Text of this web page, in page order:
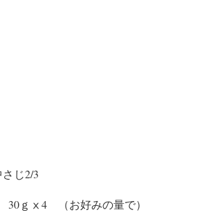
じ2/3
30ｇⅹ4 （お好みの量で）